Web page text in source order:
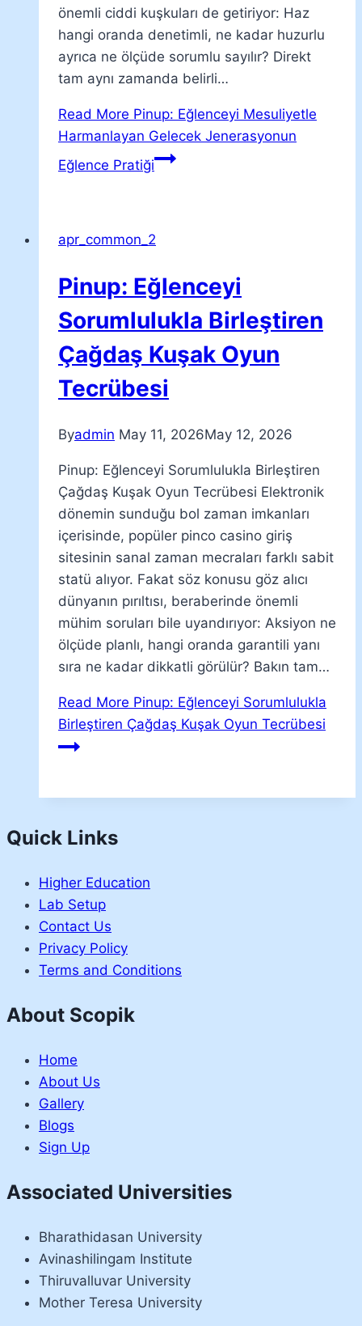
önemli ciddi kuşkuları de getiriyor: Haz
hangi oranda denetimli, ne kadar huzurlu
ayrıca ne ölçüde sorumlu sayılır? Direkt
tam aynı zamanda belirli…
Read More Pinup: Eğlenceyi Mesuliyetle
Harmanlayan Gelecek Jenerasyonun
Eğlence Pratiği
apr_common_2
Pinup: Eğlenceyi
Sorumlulukla Birleştiren
Çağdaş Kuşak Oyun
Tecrübesi
Byadmin May 11, 2026May 12, 2026
Pinup: Eğlenceyi Sorumlulukla Birleştiren
Çağdaş Kuşak Oyun Tecrübesi Elektronik
dönemin sunduğu bol zaman imkanları
içerisinde, popüler pinco casino giriş
sitesinin sanal zaman mecraları farklı sabit
statü alıyor. Fakat söz konusu göz alıcı
dünyanın pırıltısı, beraberinde önemli
mühim soruları bile uyandırıyor: Aksiyon ne
ölçüde planlı, hangi oranda garantili yanı
sıra ne kadar dikkatli görülür? Bakın tam…
Read More Pinup: Eğlenceyi Sorumlulukla
Birleştiren Çağdaş Kuşak Oyun Tecrübesi
Quick Links
Higher Education
Lab Setup
Contact Us
Privacy Policy
Terms and Conditions
About Scopik
Home
About Us
Gallery
Blogs
Sign Up
Associated Universities
Bharathidasan University
Avinashilingam Institute
Thiruvalluvar University
Mother Teresa University